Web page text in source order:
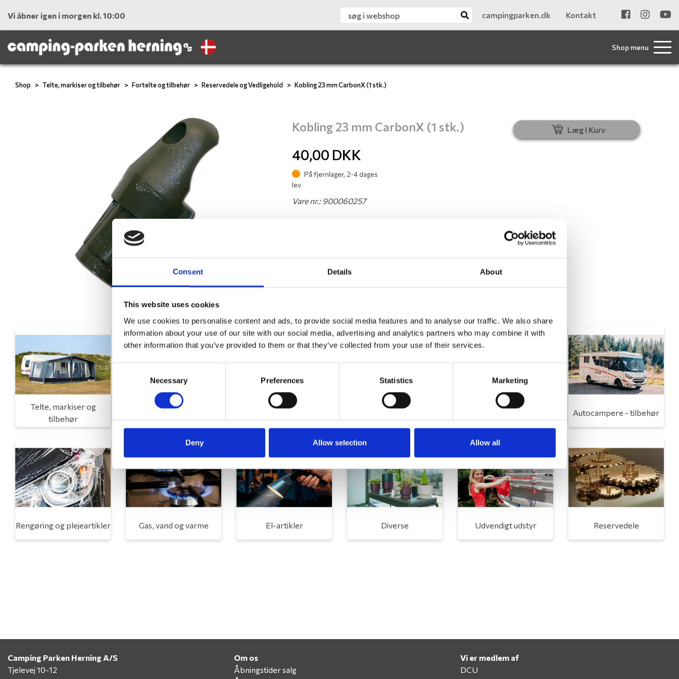
Consent Details About
This website uses cookies
We use cookies to personalise content and ads, to provide social media features and to analyse our traffic. We also share
information about your use of our site with our social media, advertising and analytics partners who may combine it with
other information that you’ve provided to them or that they’ve collected from your use of their services.
Necessary Preferences Statistics Marketing
Deny Allow selection Allow all
Vi åbner igen i morgen kl. 10:00 campingparken.dk Kontakt
Shop menu
Shop Telte, markiser og tilbehør Fortelte og tilbehør Reservedele og Vedligehold Kobling 23 mm CarbonX (1 stk.)
Kobling 23 mm CarbonX (1 stk.)
40,00 DKK
På fjernlager, 2-4 dages
lev
Vare nr.: 900060257
Læg I Kurv
Telte, markiser og
tilbehør
Autocampere - tilbehør
Rengøring og plejeartikler Gas, vand og varme El-artikler Diverse Udvendigt udstyr Reservedele
Camping Parken Herning A/S
Tjelevej 10-12
Om os
Åbningstider salg
Vi er medlem af
DCU